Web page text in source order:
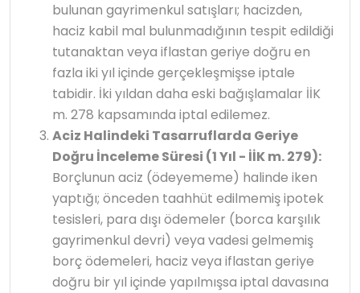
bulunan gayrimenkul satışları; hacizden,
haciz kabil mal bulunmadığının tespit edildiği
tutanaktan veya iflastan geriye doğru en
fazla iki yıl içinde gerçekleşmişse iptale
tabidir. İki yıldan daha eski bağışlamalar İİK
m. 278 kapsamında iptal edilemez.
Aciz Halindeki Tasarruflarda Geriye
Doğru İnceleme Süresi (1 Yıl - İİK m. 279):
Borçlunun aciz (ödeyememe) halinde iken
yaptığı; önceden taahhüt edilmemiş ipotek
tesisleri, para dışı ödemeler (borca karşılık
gayrimenkul devri) veya vadesi gelmemiş
borç ödemeleri, haciz veya iflastan geriye
doğru bir yıl içinde yapılmışsa iptal davasına